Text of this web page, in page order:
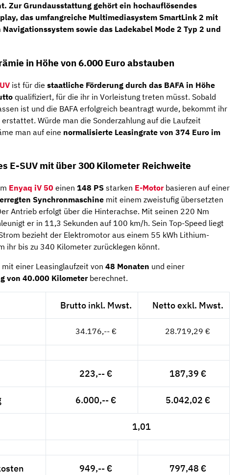
Zur Grundausstattung gehört ein hochauflösendes
das umfangreiche Multimediasystem SmartLink 2 mit
Navigationssystem sowie das Ladekabel Mode 2 Typ 2 und
in Höhe von 6.000 Euro abstauben
ist für die staatliche Förderung durch das BAFA in Höhe
qualifiziert, für die ihr in Vorleistung treten müsst. Sobald
ist und die BAFA erfolgreich beantragt wurde, bekommt ihr
Würde man die Sonderzahlung auf die Laufzeit
man auf eine normalisierte Leasingrate von 374 Euro im
E-SUV mit über 300 Kilometer Reichweite
Enyaq iV 50 einen 148 PS starken E-Motorbasieren auf einer
Synchronmaschine mit einem zweistufig übersetzten
Antrieb erfolgt über die Hinterachse. Mit seinen 220 Nm
er in 11,3 Sekunden auf 100 km/h. Sein Top-Speed liegt
bezieht der Elektromotor aus einem 55 kWh Lithium-
ihr bis zu 340 Kilometer zurücklegen könnt.
einer Leasinglaufzeit von 48 Monaten und einer
von 40.000 Kilometerberechnet.
Brutto inkl. Mwst. Netto exkl. Mwst.
34.176,-- € 28.719,29 €
223,-- € 187,39 €
6.000,-- € 5.042,02 €
1,01
949,-- € 797,48 €